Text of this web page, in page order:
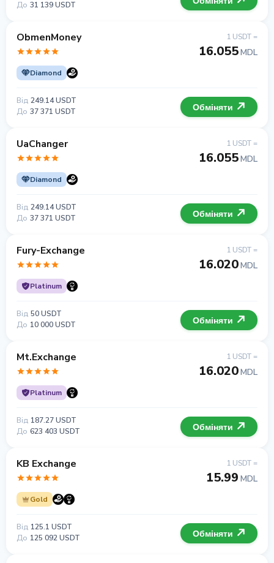
До 31 139 USDT
ObmenMoney
Diamond
1 USDT =
16.055MDL
Від 249.14 USDT
До 37 371 USDT Обміняти
UaChanger
Diamond
1 USDT =
16.055MDL
Від 249.14 USDT
До 37 371 USDT Обміняти
Fury-Exchange
Platinum
1 USDT =
16.020MDL
Від 50 USDT
До 10 000 USDT Обміняти
Mt.Exchange
Platinum
1 USDT =
16.020MDL
Від 187.27 USDT
До 623 403 USDT Обміняти
KB Exchange
Gold
1 USDT =
15.99 MDL
Від 125.1 USDT
До 125 092 USDT Обміняти